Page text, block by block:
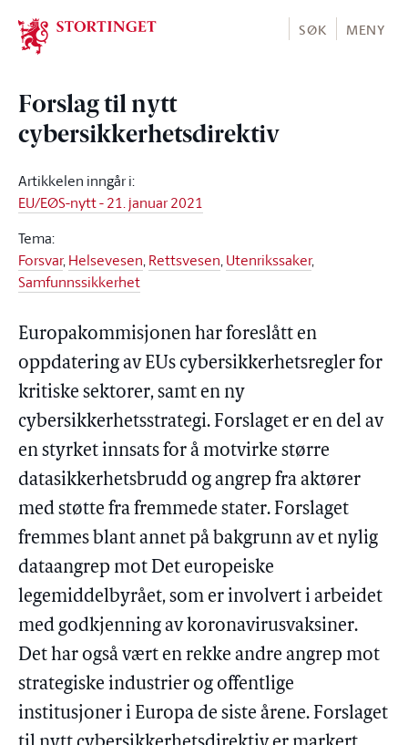
Stortinget.no
SØK MENY
Forslag til nytt
cybersikkerhetsdirektiv
Artikkelen inngår i:
EU/EØS-nytt - 21. januar 2021
Tema:
Forsvar,Helsevesen,Rettsvesen,Utenrikssaker,
Samfunnssikkerhet
Europakommisjonen har foreslått en
oppdatering av EUs cybersikkerhetsregler for
kritiske sektorer, samt en ny
cybersikkerhetsstrategi. Forslaget er en del av
en styrket innsats for å motvirke større
datasikkerhetsbrudd og angrep fra aktører
med støtte fra fremmede stater. Forslaget
fremmes blant annet på bakgrunn av et nylig
dataangrep mot Det europeiske
legemiddelbyrået, som er involvert i arbeidet
med godkjenning av koronavirusvaksiner.
Det har også vært en rekke andre angrep mot
strategiske industrier og offentlige
institusjoner i Europa de siste årene. Forslaget